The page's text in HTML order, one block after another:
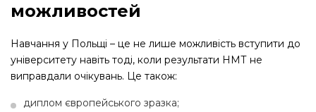
можливостей
Навчання у Польщі – це не лише можливість вступити до
університету навіть тоді, коли результати НМТ не
виправдали очікувань. Це також:
диплом європейського зразка;